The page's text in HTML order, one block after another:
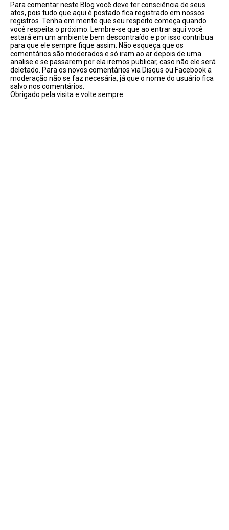
Para comentar neste Blog você deve ter consciência de seus
atos, pois tudo que aqui é postado fica registrado em nossos
registros. Tenha em mente que seu respeito começa quando
você respeita o próximo. Lembre-se que ao entrar aqui você
estará em um ambiente bem descontraído e por isso contribua
para que ele sempre fique assim. Não esqueça que os
comentários são moderados e só iram ao ar depois de uma
analise e se passarem por ela iremos publicar, caso não ele será
deletado. Para os novos comentários via Disqus ou Facebook a
moderação não se faz necesária, já que o nome do usuário fica
salvo nos comentários.
Obrigado pela visita e volte sempre.